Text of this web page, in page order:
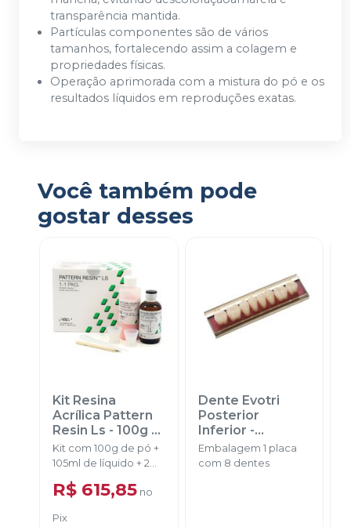
transparência mantida.
Partículas componentes são de vários
tamanhos, fortalecendo assim a colagem e
propriedades físicas.
Operação aprimorada com a mistura do pó e os
resultados líquidos em reproduções exatas.
Você também pode
gostar desses
Kit Resina
Acrílica Pattern
Resin Ls - 100g -
GC
Kit com 100g de pó +
105ml de líquido + 2
pipeta.
R$ 615,85 no
Pix
Dente Evotri
Posterior
Inferior -
EVODEN
Embalagem 1 placa
com 8 dentes